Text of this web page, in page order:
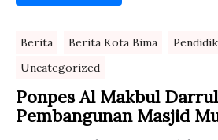
Berita Berita Kota Bima
Uncategorized
Ponpes Al Makbul
Pembangunan Masjid